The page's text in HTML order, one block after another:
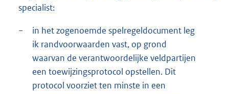
specialist:
−
in het zogenoemde spelregeldocument leg
ik randvoorwaarden vast, op grond
waarvan de verantwoordelijke veldpartijen
een toewijzingsprotocol opstellen. Dit
protocol voorziet ten minste in een